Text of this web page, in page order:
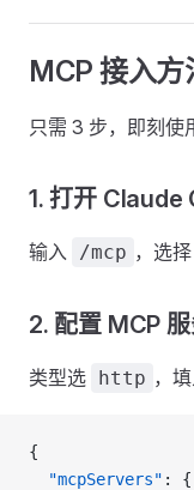
MCP 接入方
只需 3 步，即刻使
1. 打开 Claude
输入 /mcp ，选择
2. 配置 MCP
类型选 http ，
{
  "mcpServers"
: {